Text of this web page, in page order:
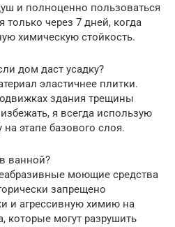
и полноценно пользоваться
только через 7 дней, когда
химическую стойкость.
дом даст усадку?
эластичнее плитки.
здания трещины
я всегда использую
этапе базового слоя.
ванной?
моющие средства
запрещено
и агрессивную химию на
которые могут разрушить